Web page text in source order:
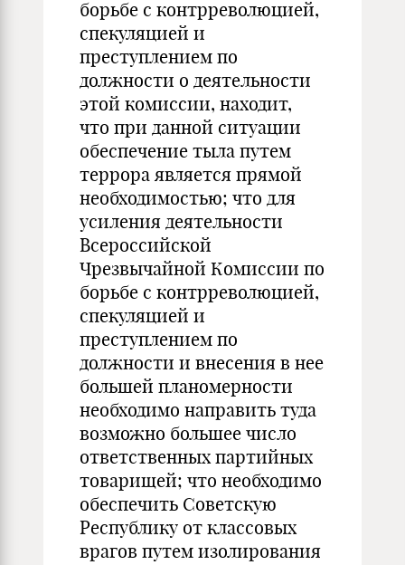
борьбе с контрреволюцией,
спекуляцией и
преступлением по
должности о деятельности
этой комиссии, находит,
что при данной ситуации
обеспечение тыла путем
террора является прямой
необходимостью; что для
усиления деятельности
Всероссийской
Чрезвычайной Комиссии по
борьбе с контрреволюцией,
спекуляцией и
преступлением по
должности и внесения в нее
большей планомерности
необходимо направить туда
возможно большее число
ответственных партийных
товарищей; что необходимо
обеспечить Советскую
Республику от классовых
врагов путем изолирования